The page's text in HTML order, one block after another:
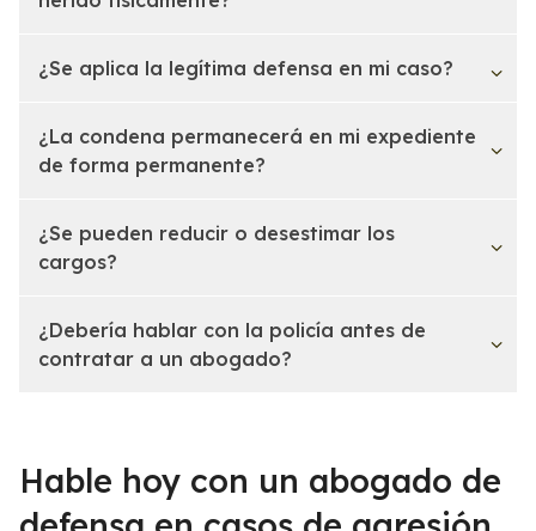
¿Se aplica la legítima defensa en mi caso?
¿La condena permanecerá en mi expediente
de forma permanente?
¿Se pueden reducir o desestimar los
cargos?
¿Debería hablar con la policía antes de
contratar a un abogado?
Hable hoy con un abogado de